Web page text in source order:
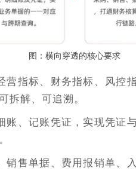
图：横向穿透的核心要求
营指标、财务指标、风控
拆解、可追溯。
账、记账凭证，实现凭证
销售单据、费用报销单、